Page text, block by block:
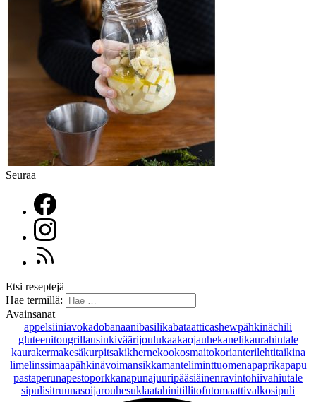
Seuraa
Etsi reseptejä
Hae termillä:
Avainsanat
appelsiiniavokadobanaanibasilikabataatticashewpähkinächili
gluteenitongrillausinkiväärijoulukaakaojauhekanelikaurahiutale
kaurakermakesäkurpitsakikhernekookosmaitokorianterilehtitaikina
limelinssimaapähkinävoimansikkamanteliminttuomenapaprikapapu
pastaperunapestoporkkanapunajuuripääsiäinenravintohiivahiutale
sipulisitruunasoijarouhesuklaatahinitillitofutomaattivalkosipuli